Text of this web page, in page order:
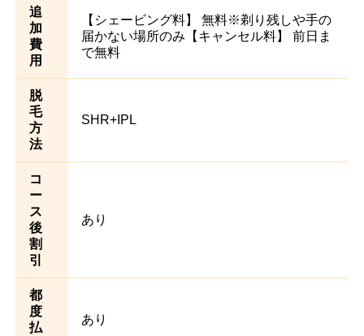
追
加
費
用
【シェービング料】 無料※剃り残しや手の
届かない場所のみ【キャンセル料】 前日ま
で無料
脱
毛
方
法
SHR+IPL
コ
ー
ス
後
割
引
あり
都
度
払
あり